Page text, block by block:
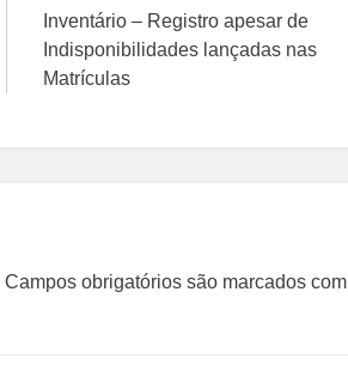
Inventário – Registro apesar de
Indisponibilidades lançadas nas
Matrículas
Campos obrigatórios são marcados com